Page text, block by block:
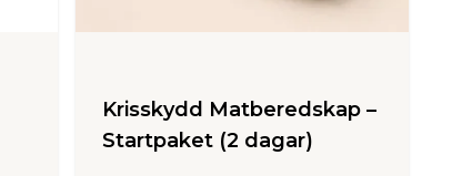
Krisskydd Matberedskap –
Startpaket (2 dagar)